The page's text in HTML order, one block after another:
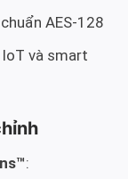
AES-128
và smart
: